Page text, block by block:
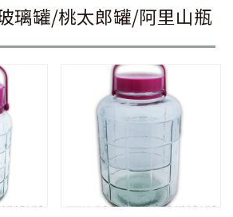
璃罐/桃太郎罐/阿里山瓶